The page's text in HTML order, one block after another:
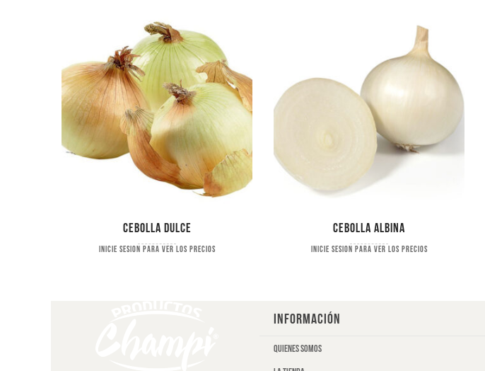
Cebolla dulce
Inicie sesion para ver los precios
Cebolla albina
Inicie sesion para ver los precios
INFORMACIÓN
Quienes somos